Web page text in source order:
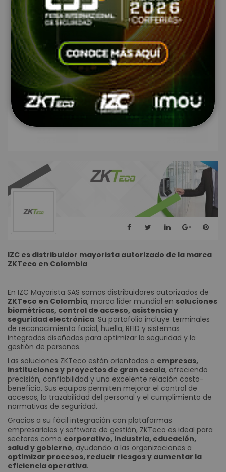
IZC es distribuidor mayorista autorizado de la marca
ZKTeco en Colombia
En IZC Mayorista SAS somos distribuidores autorizados de
ZKTeco en Colombia, marca líder mundial en soluciones
biométricas, control de acceso, asistencia y
seguridad electrónica. Su portafolio incluye terminales
de reconocimiento facial, huella, RFID y sistemas
integrados diseñados para optimizar la seguridad y la
gestión de personas.
Las soluciones ZKTeco están orientadas a empresas,
instituciones y proyectos de gran escala, ofreciendo
precisión, confiabilidad y una excelente relación costo-
beneficio. Sus equipos permiten mejorar el control de
accesos, la trazabilidad del personal y el cumplimiento de
normativas de seguridad.
Gracias a su fácil integración con plataformas
empresariales y software de gestión, ZKTeco es ideal para
sectores como corporativo, industria, educación,
salud y gobierno, ayudando a las organizaciones a
optimizar procesos, reducir riesgos y aumentar la
eficiencia operativa.